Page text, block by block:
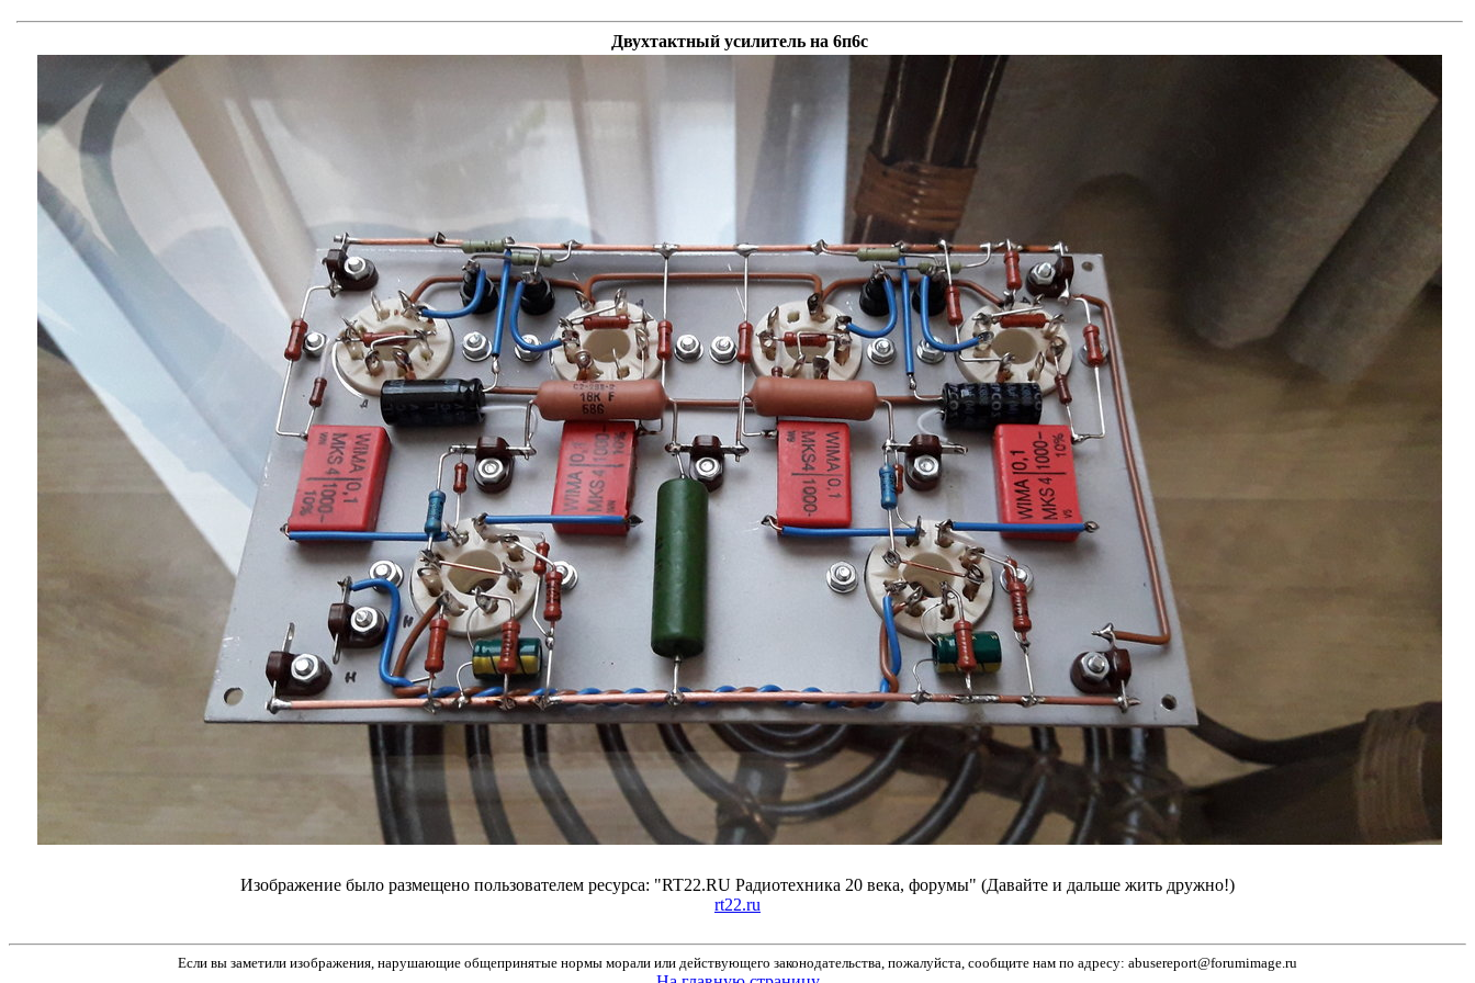
Двухтактный усилитель на 6п6с
Изображение было размещено пользователем ресурса: "RT22.RU Радиотехника 20 века, форумы" (Давайте и дальше жить дружно!)
rt22.ru
Если вы заметили изображения, нарушающие общепринятые нормы морали или действующего законодательства, пожалуйста, сообщите нам по адресу: abusereport@forumimage.ru